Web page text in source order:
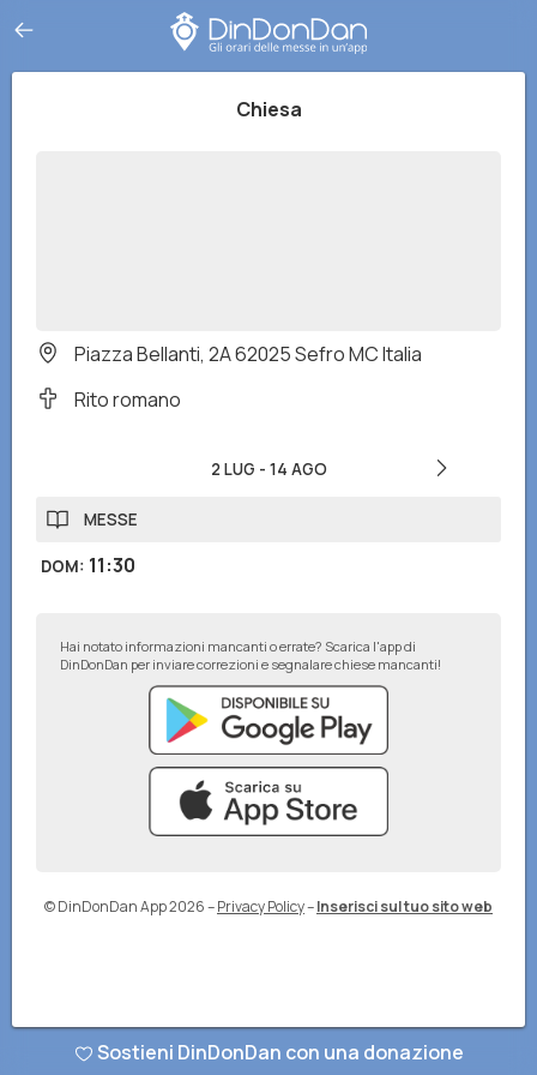
Chiesa
Piazza Bellanti, 2A 62025 Sefro MC Italia
Rito romano
2 LUG - 14 AGO
MESSE
DOM: 11:30
Hai notato informazioni mancanti o errate? Scarica l'app di
DinDonDan per inviare correzioni e segnalare chiese mancanti!
© DinDonDan App 2026–Privacy Policy–Inserisci sul tuo sito web
Sostieni DinDonDan con una donazione